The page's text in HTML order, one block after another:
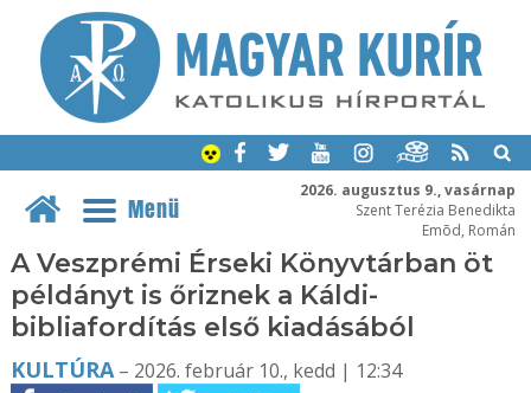
2026. augusztus 9., vasárnap
Szent Terézia Benedikta
Emõd, Román
Menü
A Veszprémi Érseki Könyvtárban öt
példányt is őriznek a Káldi-
bibliafordítás első kiadásából
KULTÚRA– 2026. február 10., kedd | 12:34